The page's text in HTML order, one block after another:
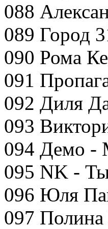
088
089 Город
090 Рома
091
092 Диля
093
094 Демо -
095 NK -
096 Юля
097 Полина